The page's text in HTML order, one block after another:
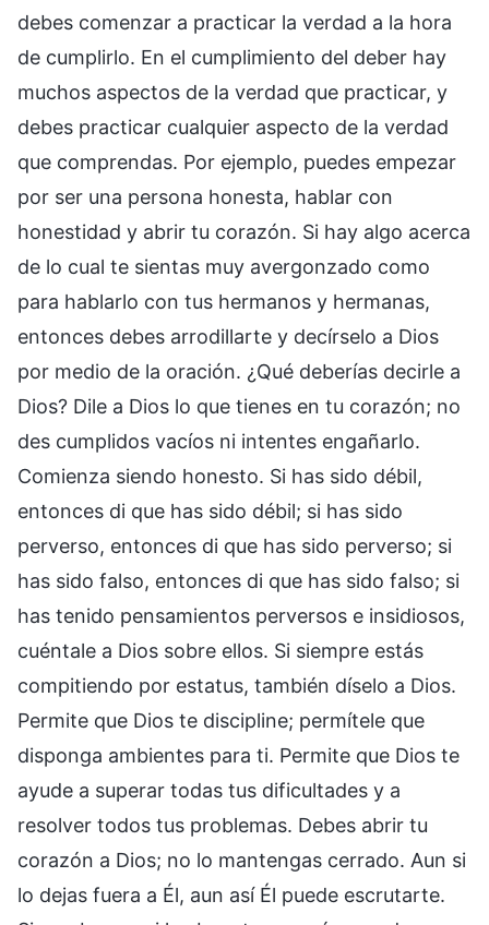
debes comenzar a practicar la verdad a la hora
de cumplirlo. En el cumplimiento del deber hay
muchos aspectos de la verdad que practicar, y
debes practicar cualquier aspecto de la verdad
que comprendas. Por ejemplo, puedes empezar
por ser una persona honesta, hablar con
honestidad y abrir tu corazón. Si hay algo acerca
de lo cual te sientas muy avergonzado como
para hablarlo con tus hermanos y hermanas,
entonces debes arrodillarte y decírselo a Dios
por medio de la oración. ¿Qué deberías decirle a
Dios? Dile a Dios lo que tienes en tu corazón; no
des cumplidos vacíos ni intentes engañarlo.
Comienza siendo honesto. Si has sido débil,
entonces di que has sido débil; si has sido
perverso, entonces di que has sido perverso; si
has sido falso, entonces di que has sido falso; si
has tenido pensamientos perversos e insidiosos,
cuéntale a Dios sobre ellos. Si siempre estás
compitiendo por estatus, también díselo a Dios.
Permite que Dios te discipline; permítele que
disponga ambientes para ti. Permite que Dios te
ayude a superar todas tus dificultades y a
resolver todos tus problemas. Debes abrir tu
corazón a Dios; no lo mantengas cerrado. Aun si
lo dejas fuera a Él, aun así Él puede escrutarte.